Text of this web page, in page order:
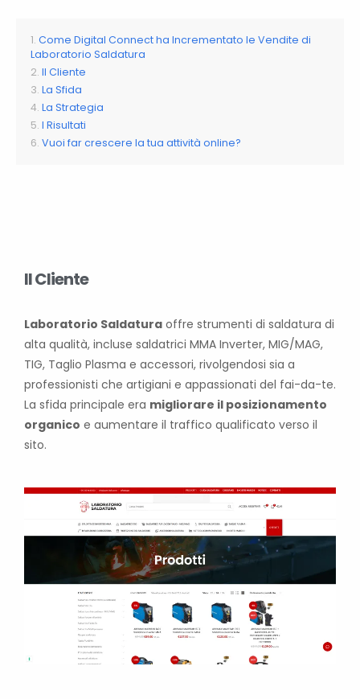
Come Digital Connect ha Incrementato le Vendite di
Laboratorio Saldatura
Il Cliente
La Sfida
La Strategia
I Risultati
Vuoi far crescere la tua attività online?
Il Cliente
Laboratorio Saldatura offre strumenti di saldatura di
alta qualità, incluse saldatrici MMA Inverter, MIG/MAG,
TIG, Taglio Plasma e accessori, rivolgendosi sia a
professionisti che artigiani e appassionati del fai-da-te.
La sfida principale era migliorare il posizionamento
organico e aumentare il traffico qualificato verso il
sito.